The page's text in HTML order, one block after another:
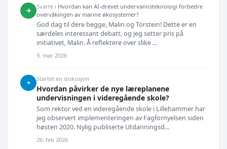
→ Svarte i Hvordan kan AI-drevet undervannsteknologi forbedre
overvåkingen av marine økosystemer?
God dag til dere begge, Malin og Torstein! Dette er en
særdeles interessant debatt, og jeg setter pris på
initiativet, Malin. Å reflektere over slike ...
9. mar 2026
+ Startet en diskusjon
Hvordan påvirker de nye læreplanene
undervisningen i videregående skole?
Som rektor ved en videregående skole i Lillehammer har
jeg observert implementeringen av Fagfornyelsen siden
høsten 2020. Nylig publiserte Utdanningsd...
26. feb 2026